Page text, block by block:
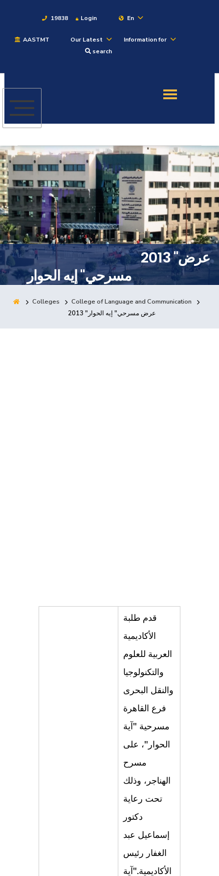
19838 Login En
AASTMT Our Latest
Information for
search
Admission
Academics
Students
Research
Training
Consultancy
Quick Links Colleges Campuses Life @ AASTMT
2013 "عرض
مسرحي" إيه الحوار
Colleges
College of Language and Communication
2013 "عرض مسرحي" إيه الحوار
قدم طلبة
الأكادیمیة
العربیة للعلوم
والتكنولوجیا
والنقل البحرى
فرع القاھرة
مسرحیة "آیة
الحوار"، على
مسرح
الھناجر، وذلك
تحت رعایة
دكتور
إسماعیل عبد
الغفار رئیس
الأكادیمیة."آیة